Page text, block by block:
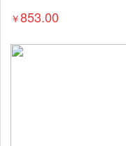
￥853.00